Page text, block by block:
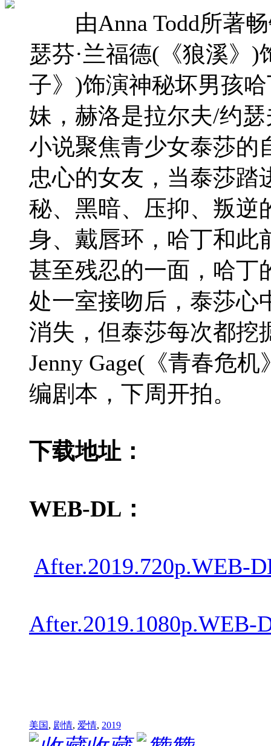
由Anna Todd所著畅
瑟芬·兰福德(《狼溪》
子》)饰演神秘坏男孩
妹，赫洛是拉尔夫/约
小说聚焦青少女泰莎的
忠心的女友，当泰莎踏
秘、黑暗、压抑、叛逆
身、戴唇环，哈丁和此
甚至残忍的一面，哈丁
处一室接吻后，泰莎心
消失，但泰莎每次都挖
Jenny Gage(《青春危
编剧本，下周开拍。
下载地址：
WEB-DL：
After.2019.720p.WEB-
After.2019.1080p.WEB-
美国, 剧情, 爱情, 2019